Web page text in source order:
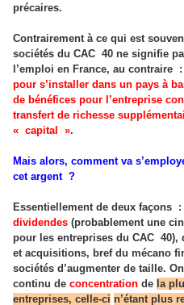
précaires.
Contrairement à ce qui est
sociétés du CAC 40 ne signifie
l’emploi en France, au contraire :
pour s’installer dans un pays à
de bénéfices pour l’entreprise
transfert de richesse
« capital ».
Mais alors, comment va
cet argent ?
Essentiellement de deux façons :
dividendes (probablement une
pour les entreprises du CAC 40),
et acquisitions, bref du mécano
sociétés d’augmenter de taille.
continu de concentration de la
entreprises, celle-ci n’étant plus